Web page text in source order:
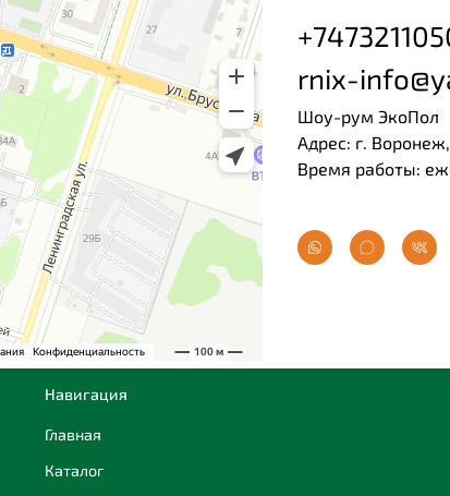
rnix-
Шоу-рум ЭкоПол
Адрес: г.
Время работы:
Навигация
Главная
Каталог